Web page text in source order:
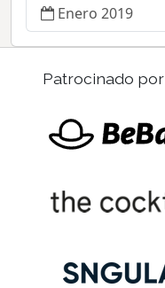
Enero 2019
Patrocinado por